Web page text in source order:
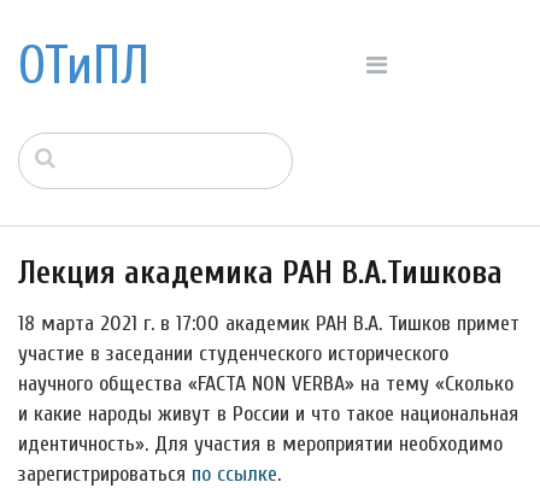
ОТиПЛ
Лекция академика РАН В.А.Тишкова
18 марта 2021 г. в 17:00 академик РАН В.А. Тишков примет
участие в заседании студенческого исторического
научного общества «FACTA NON VERBA» на тему «Сколько
и какие народы живут в России и что такое национальная
идентичность». Для участия в мероприятии необходимо
зарегистрироваться по ссылке.